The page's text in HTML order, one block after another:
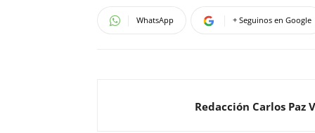
WhatsApp + Seguinos en Google
Redacción Carlos Paz